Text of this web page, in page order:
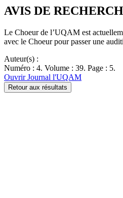
AVIS DE
Le Choeur de l’UQAM est
avec le Choeur pour passer une
Auteur(s) :
Numéro : 4. Volume : 39. Page : 5.
Ouvrir Journal l'UQAM
Retour aux résultats